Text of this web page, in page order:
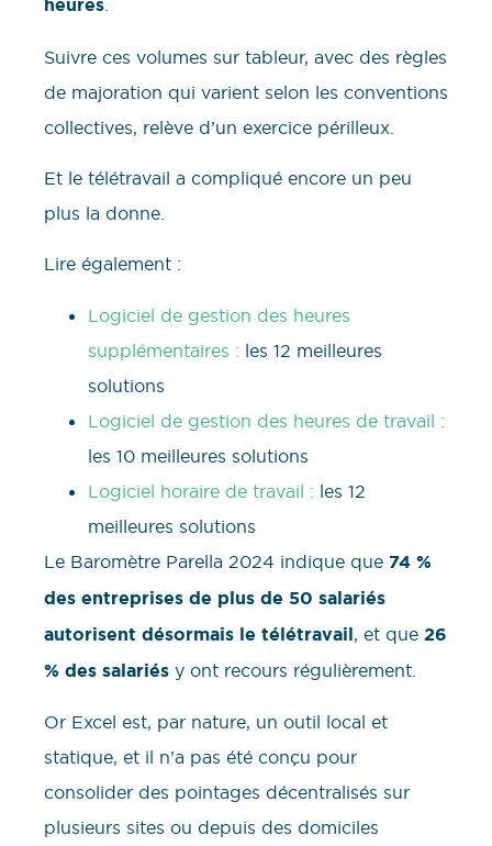
heures.
Suivre ces volumes sur tableur, avec des règles
de majoration qui varient selon les conventions
collectives, relève d’un exercice périlleux.
Et le télétravail a compliqué encore un peu
plus la donne.
Lire également :
Logiciel de gestion des heures
supplémentaires : les 12 meilleures
solutions
Logiciel de gestion des heures de travail :
les 10 meilleures solutions
Logiciel horaire de travail : les 12
meilleures solutions
Le Baromètre Parella 2024 indique que 74 %
des entreprises de plus de 50 salariés
autorisent désormais le télétravail, et que 26
% des salariés y ont recours régulièrement.
Or Excel est, par nature, un outil local et
statique, et il n’a pas été conçu pour
consolider des pointages décentralisés sur
plusieurs sites ou depuis des domiciles